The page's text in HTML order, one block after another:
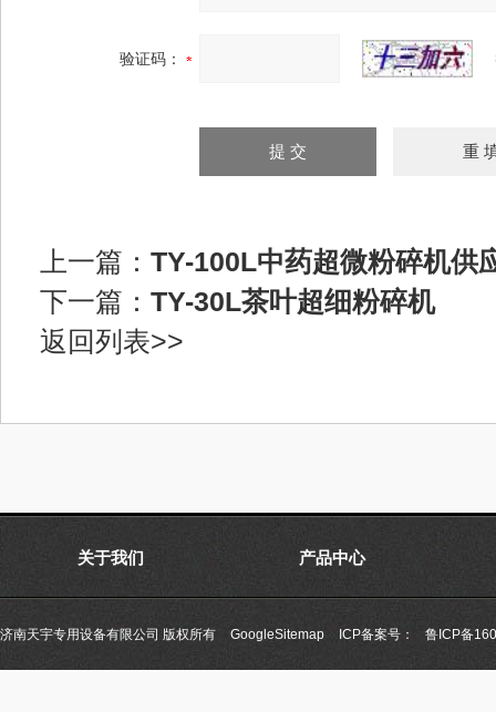
验证码：
上一篇： TY-100L中药超微粉碎机供
下一篇： TY-30L茶叶超细粉碎机
返回列表>>
关于我们 产品中心
济南天宇专用设备有限公司 版权所有 GoogleSitemap ICP备案号： 鲁ICP备